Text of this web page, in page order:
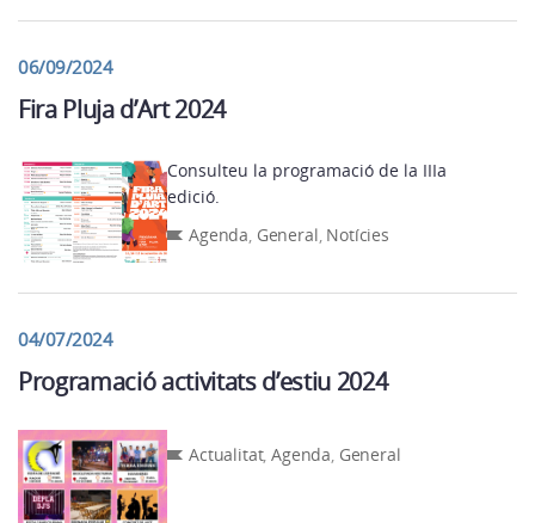
06/09/2024
Fira Pluja d’Art 2024
Consulteu la programació de la IIIa
edició.
Agenda, General, Notícies
04/07/2024
Programació activitats d’estiu 2024
Actualitat,Agenda, General